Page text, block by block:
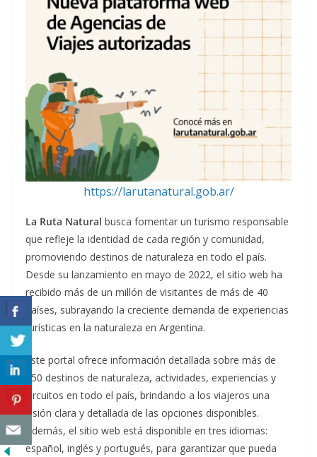
https://larutanatural.gob.ar/
La Ruta Natural busca fomentar un turismo responsable
que refleje la identidad de cada región y comunidad,
promoviendo destinos de naturaleza en todo el país.
Desde su lanzamiento en mayo de 2022, el sitio web ha
recibido más de un millón de visitantes de más de 40
países, subrayando la creciente demanda de experiencias
turísticas en la naturaleza en Argentina.
Este portal ofrece información detallada sobre más de
150 destinos de naturaleza, actividades, experiencias y
circuitos en todo el país, brindando a los viajeros una
visión clara y detallada de las opciones disponibles.
Además, el sitio web está disponible en tres idiomas:
español, inglés y portugués, para garantizar que pueda